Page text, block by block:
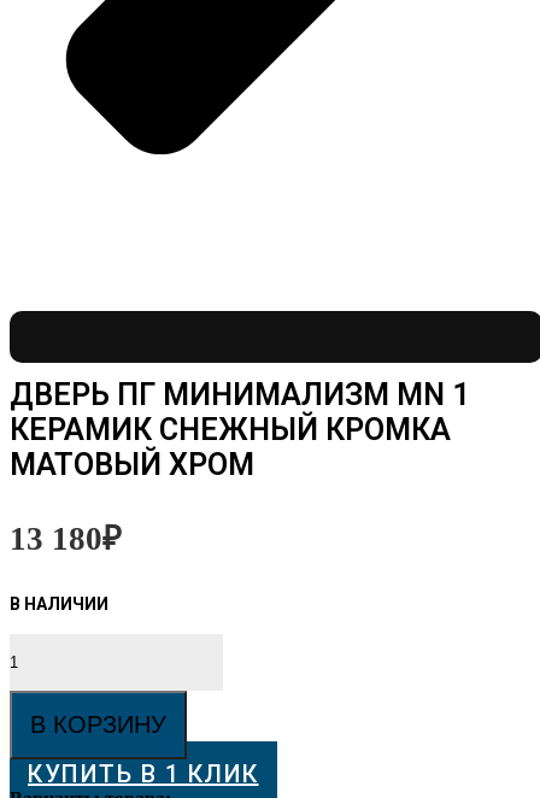
ДВЕРЬ ПГ МИНИМАЛИЗМ MN 1
КЕРАМИК СНЕЖНЫЙ КРОМКА
МАТОВЫЙ ХРОМ
13 180₽
товара
Дверь
Минимализм
MN
В КОРЗИНУ
КУПИТЬ В 1 КЛИК